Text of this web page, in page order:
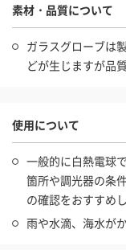
素材・品質について
ガラスグローブは
どが生じますが品
使用について
一般的に白熱電球
箇所や調光器の条
の確認をおすすめし
雨や水滴、海水が